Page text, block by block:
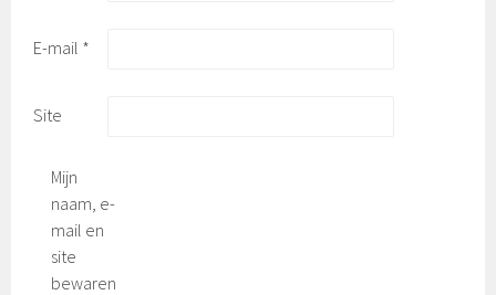
E-mail *
Site
Mijn
naam, e-
mail en
site
bewaren